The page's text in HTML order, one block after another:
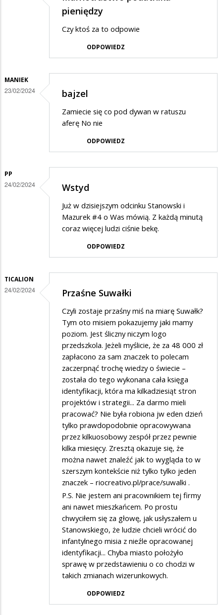
pieniędzy
Czy ktoś za to odpowie
ODPOWIEDZ
MANIEK
23/02/2024 bajzel
Zamiecie się co pod dywan w ratuszu
aferę No nie
ODPOWIEDZ
PP
24/02/2024 Wstyd
Już w dzisiejszym odcinku Stanowski i
Mazurek #4 o Was mówią. Z każdą minutą
coraz więcej ludzi ciśnie bekę.
ODPOWIEDZ
TICALION
24/02/2024 Przaśne Suwałki
Czyli zostaje przaśny miś na miarę Suwałk?
Tym oto misiem pokazujemy jaki mamy
poziom. Jest śliczny niczym logo
przedszkola. Jeżeli myślicie, że za 48 000 zł
zapłacono za sam znaczek to polecam
zaczerpnąć trochę wiedzy o świecie –
została do tego wykonana cała księga
identyfikacji, która ma kilkadziesiąt stron
projektów i strategii... Za darmo mieli
pracować? Nie była robiona jw eden dzień
tylko prawdopodobnie opracowywana
przez kilkuosobowy zespół przez pewnie
kilka miesięcy. Zresztą okazuje się, że
można nawet znaleźć jak to wygląda to w
szerszym kontekście niż tylko tylko jeden
znaczek – riocreativo.pl/prace/suwalki .
P.S. Nie jestem ani pracownikiem tej firmy
ani nawet mieszkańcem. Po prostu
chwyciłem się za głowę, jak usłyszałem u
Stanowskiego, że ludzie chcieli wrócić do
infantylnego misia z nieźle opracowanej
identyfikacji... Chyba miasto położyło
sprawę w przedstawieniu o co chodzi w
takich zmianach wizerunkowych.
ODPOWIEDZ